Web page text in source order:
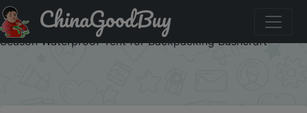
Код на скидку :IFPU63S9 OneTigris Raven Nest Tunnel
Hot Tent 2 Person Camping Shelter with Stove Jack 4
Season Waterproof Tent for Backpacking Bushcraft
ChinaGoodBuy